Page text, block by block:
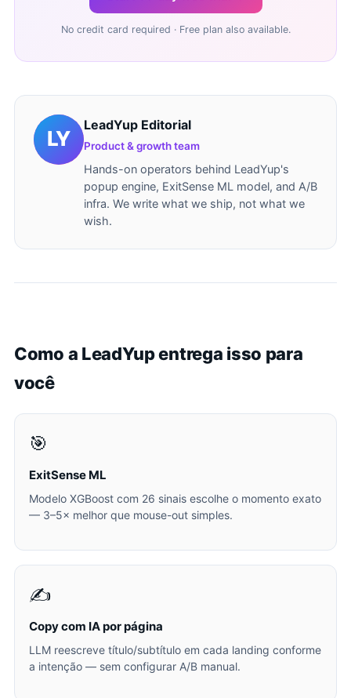
No credit card required · Free plan also available.
LeadYup Editorial
Product & growth team
Hands-on operators behind LeadYup's
popup engine, ExitSense ML model, and A/B
infra. We write what we ship, not what we
wish.
Como a LeadYup entrega isso para
você
🎯
ExitSense ML
Modelo XGBoost com 26 sinais escolhe o momento exato
— 3–5× melhor que mouse-out simples.
✍️
Copy com IA por página
LLM reescreve título/subtítulo em cada landing conforme
a intenção — sem configurar A/B manual.